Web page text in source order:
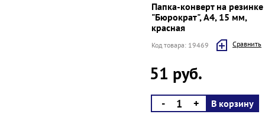
Папка-конверт на резинке
"Бюрократ", A4, 15 мм,
красная
Код товара: 19469 Cравнить
51 руб.
- + В корзину